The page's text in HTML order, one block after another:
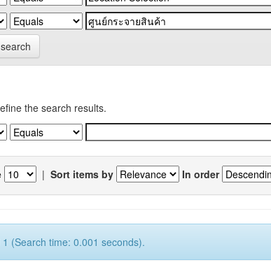
the search results.
| Sort items by In order
(Search time: 0.001 seconds).